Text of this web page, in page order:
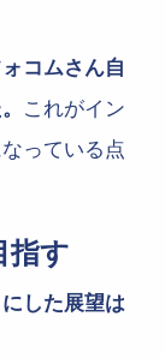
コムさん自
これがイン
っている点
指す
した展望は